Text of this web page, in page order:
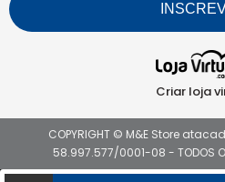
Criar loja
COPYRIGHT © M&E Store
58.997.577/0001-08 - TODOS